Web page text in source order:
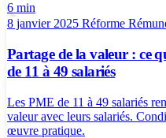
6 min
8 janvier 2025 Réforme
Partage de la valeur : ce
de 11 à 49 salariés
Les PME de 11 à 49 salariés
valeur avec leurs salariés.
œuvre pratique.